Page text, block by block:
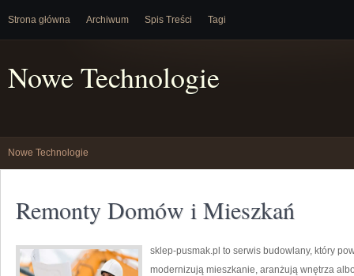
Strona główna Archiwum Spis Treści Tagi
Nowe Technologie
Nowe Technologie
Remonty Domów i Mieszkań
sklep-pusmak.pl to serwis budowlany, który
modernizują mieszkanie, aranżują wnętrza